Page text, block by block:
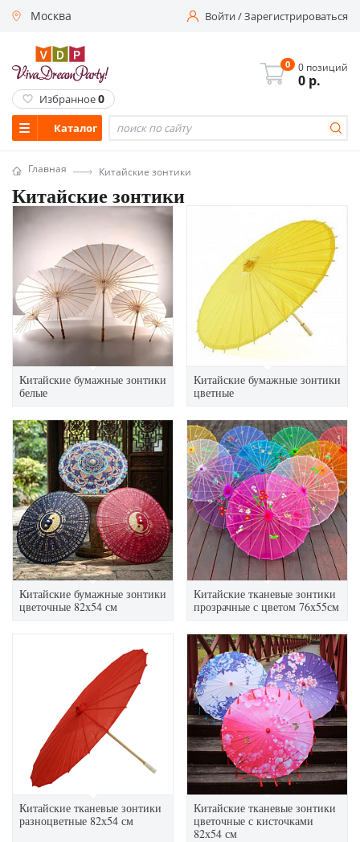
Москва Войти/Зарегистрироваться
Каталог
0 0 позиций
0 р.
Избранное0
Главная Китайские зонтики
Китайские зонтики
Китайские бумажные зонтики
белые
Китайские бумажные зонтики
цветные
Китайские бумажные зонтики
цветочные 82х54 см
Китайские тканевые зонтики
прозрачные с цветом 76х55см
Китайские тканевые зонтики
разноцветные 82х54 см
Китайские тканевые зонтики
цветочные с кисточками
82х54 см